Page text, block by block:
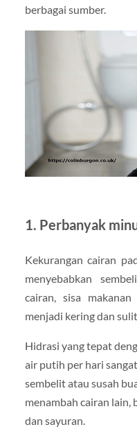
berbagai sumber.
1. Perbanyak
Kekurangan cairan
menyebabkan
cairan, sisa
menjadi kering dan
Hidrasi yang tepat
air putih per hari
sembelit atau susah
menambah cairan lain,
dan sayuran.